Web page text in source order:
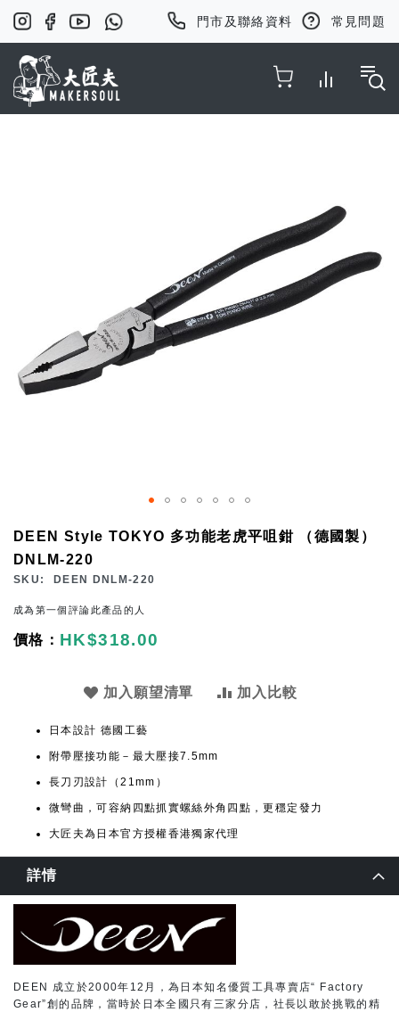
門市及聯絡資料 常見問題
DEEN Style TOKYO 多功能老虎平咀鉗 （德國製）
DNLM-220
SKU DEEN DNLM-220
成為第一個評論此產品的人
HK$318.00
加入願望清單 加入比較
日本設計 德國工藝
附帶壓接功能－最大壓接7.5mm
長刀刃設計（21mm）
微彎曲，可容納四點抓實螺絲外角四點，更穩定發力
大匠夫為日本官方授權香港獨家代理
of
the
詳情
DEEN 成立於2000年12月，為日本知名優質工具專賣店“ Factory
Gear”創的品牌，當時於日本全國只有三家分店，社長以敢於挑戰的精